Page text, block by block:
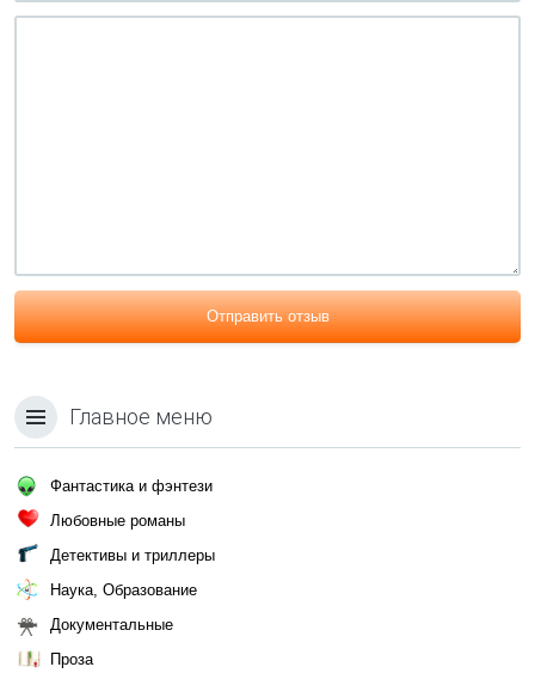
Отправить отзыв
Главное меню
Фантастика и фэнтези
Любовные романы
Детективы и триллеры
Наука, Образование
Документальные
Проза